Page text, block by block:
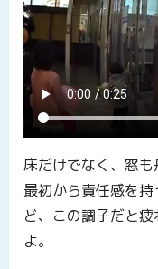
床だけでなく、窓も
最初から責任感を
ど、この調子だと
よ。